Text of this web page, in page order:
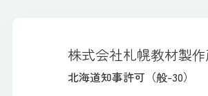
株式会社札幌教材製
北海道知事許可（般-30）